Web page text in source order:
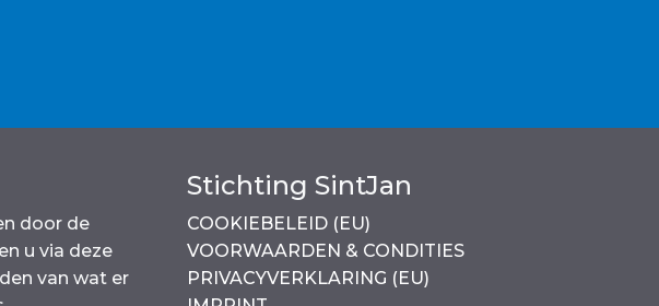
door de
u via deze
van wat er
Stichting SintJan
COOKIEBELEID (EU)
VOORWAARDEN & CONDITIES
PRIVACYVERKLARING (EU)